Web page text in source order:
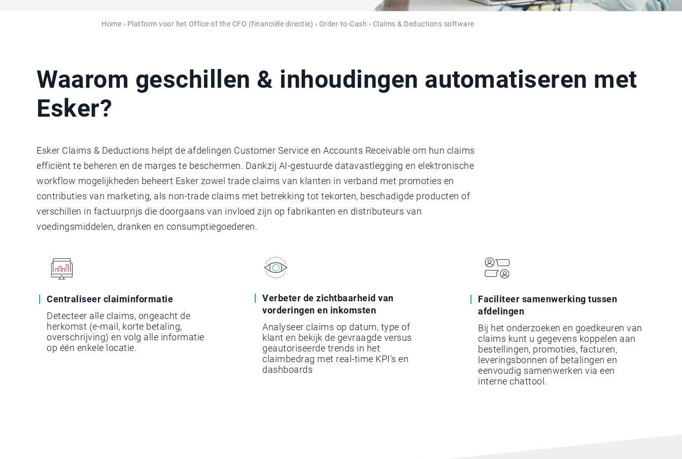
Home › Platform voor het Office of the CFO (financiële directie) › Order-to-Cash › Claims & Deductions software
Waarom geschillen & inhoudingen automatiseren met
Esker?
Esker Claims & Deductions helpt de afdelingen Customer Service en Accounts Receivable om hun claims
efficiënt te beheren en de marges te beschermen. Dankzij AI-gestuurde datavastlegging en elektronische
workflow mogelijkheden beheert Esker zowel trade claims van klanten in verband met promoties en
contributies van marketing, als non-trade claims met betrekking tot tekorten, beschadigde producten of
verschillen in factuurprijs die doorgaans van invloed zijn op fabrikanten en distributeurs van
voedingsmiddelen, dranken en consumptiegoederen.
Centraliseer claiminformatie
Detecteer alle claims, ongeacht de
herkomst (e-mail, korte betaling,
overschrijving) en volg alle informatie
op één enkele locatie.
Verbeter de zichtbaarheid van
vorderingen en inkomsten
Analyseer claims op datum, type of
klant en bekijk de gevraagde versus
geautoriseerde trends in het
claimbedrag met real-time KPI's en
dashboards
Faciliteer samenwerking tussen
afdelingen
Bij het onderzoeken en goedkeuren van
claims kunt u gegevens koppelen aan
bestellingen, promoties, facturen,
leveringsbonnen of betalingen en
eenvoudig samenwerken via een
interne chattool.